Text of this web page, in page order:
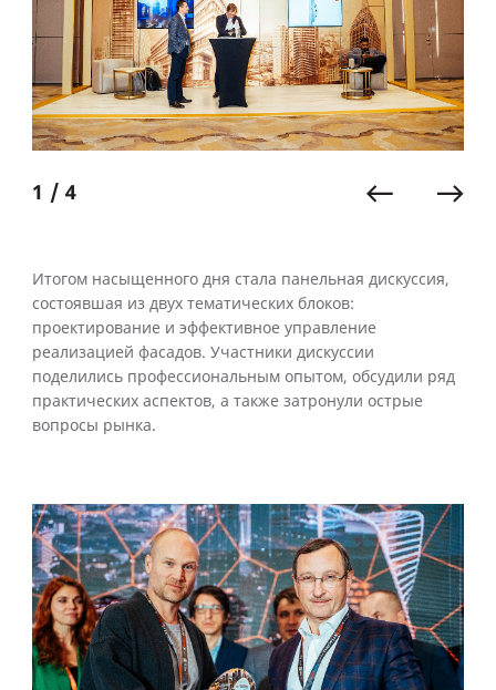
1 / 4
Итогом насыщенного дня стала панельная дискуссия,
состоявшая из двух тематических блоков:
проектирование и эффективное управление
реализацией фасадов. Участники дискуссии
поделились профессиональным опытом, обсудили ряд
практических аспектов, а также затронули острые
вопросы рынка.